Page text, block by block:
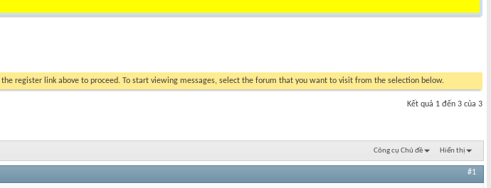
the register link above to proceed. To start viewing messages, select the forum that you want to visit from the selection below.
Kết quả 1 đến 3 của 3
Công cụ Chủ đề Hiển thị
#1